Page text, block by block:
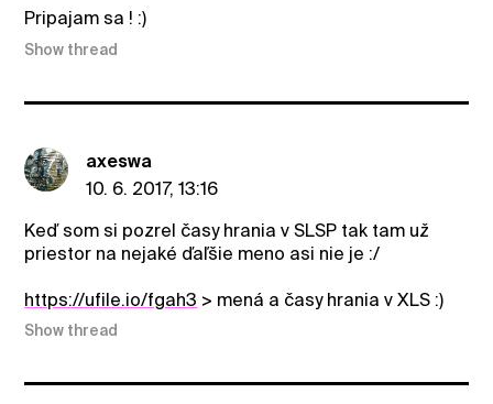
Pripajam sa ! :)
Show thread
axeswa
10. 6. 2017, 13:16
Keď som si pozrel časy hrania v SLSP tak tam už
priestor na nejaké ďaľšie meno asi nie je :/
https://ufile.io/fgah3 > mená a časy hrania v XLS :)
Show thread